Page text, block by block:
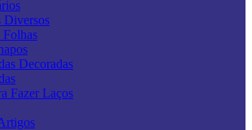
Diversos
Folhas
Decoradas
Fazer Laços